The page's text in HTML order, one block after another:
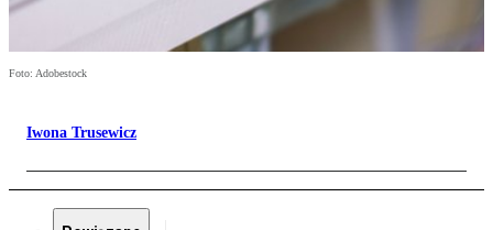
Foto: Adobestock
Iwona Trusewicz